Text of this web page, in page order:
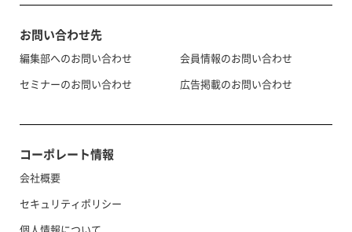
お問い合わせ先
編集部へのお問い合わせ
セミナーのお問い合わせ
会員情報のお問い合わせ
広告掲載のお問い合わせ
コーポレート情報
会社概要
セキュリティポリシー
個人情報について